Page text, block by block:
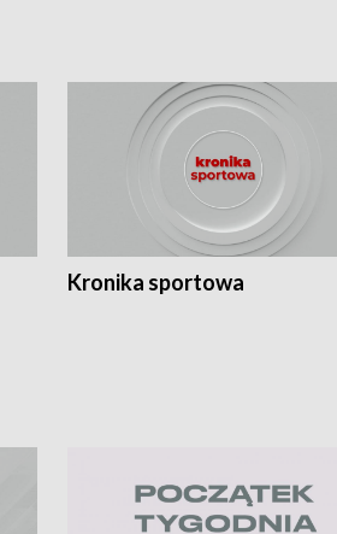
Kronika sportowa